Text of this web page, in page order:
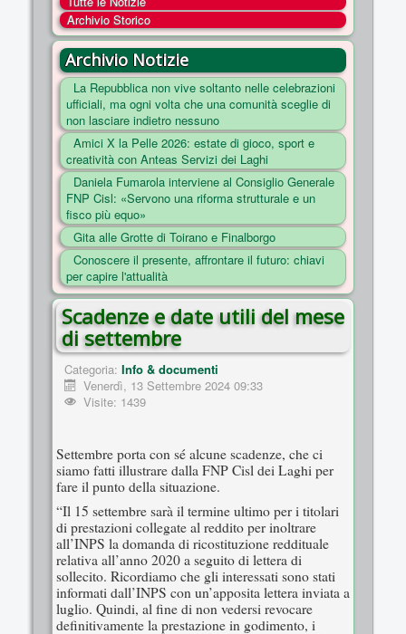
COSA FACCIAMO
ENTI
NOTIZIE
ESSENZIALI
MAPPA DEL SITO
CONVENZIONI
FOTO
SOCIAL
Archivio Storico
Archivio Notizie
La Repubblica non vive soltanto nelle celebrazioni
ufficiali, ma ogni volta che una comunità sceglie di
non lasciare indietro nessuno
Amici X la Pelle 2026: estate di gioco, sport e
creatività con Anteas Servizi dei Laghi
Daniela Fumarola interviene al Consiglio Generale
FNP Cisl: «Servono una riforma strutturale e un
fisco più equo»
Gita alle Grotte di Toirano e Finalborgo
Conoscere il presente, affrontare il futuro: chiavi
per capire l'attualità
Scadenze e date utili del mese
di settembre
Categoria: Info & documenti
Venerdì, 13 Settembre 2024 09:33
Visite: 1439
Settembre porta con sé alcune scadenze, che ci
siamo fatti illustrare dalla FNP Cisl dei Laghi per
fare il punto della situazione.
“Il 15 settembre sarà il termine ultimo per i titolari
di prestazioni collegate al reddito per inoltrare
all’INPS la domanda di ricostituzione reddituale
relativa all’anno 2020 a seguito di lettera di
sollecito. Ricordiamo che gli interessati sono stati
informati dall’INPS con un’apposita lettera inviata a
luglio. Quindi, al fine di non vedersi revocare
definitivamente la prestazione in godimento, i